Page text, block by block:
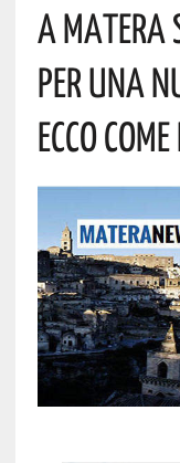
A MATERA
PER UNA
ECCO